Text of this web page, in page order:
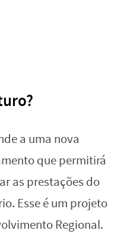
a uma nova
que permitirá
as prestações do
Esse é um projeto
Regional.